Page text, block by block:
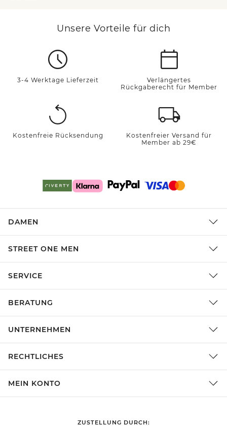
Unsere Vorteile für dich
3-4 Werktage Lieferzeit
Verlängertes
Rückgaberecht für Member
Kostenfreie Rücksendung
Kostenfreier Versand für
Member ab 29€
DAMEN
STREET ONE MEN
SERVICE
BERATUNG
UNTERNEHMEN
RECHTLICHES
MEIN KONTO
ZUSTELLUNG DURCH: